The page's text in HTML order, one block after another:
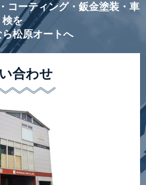
コーティング・鈑金塗装・車
検を
松原オートへ
合わせ